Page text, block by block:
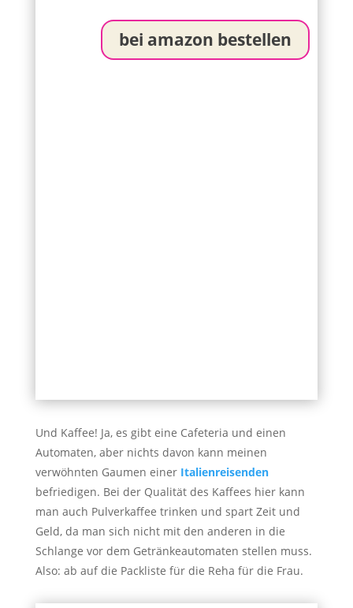
bei amazon bestellen
Und Kaffee! Ja, es gibt eine Cafeteria und einen
Automaten, aber nichts davon kann meinen
verwöhnten Gaumen einer Italienreisenden
befriedigen. Bei der Qualität des Kaffees hier kann
man auch Pulverkaffee trinken und spart Zeit und
Geld, da man sich nicht mit den anderen in die
Schlange vor dem Getränkeautomaten stellen muss.
Also: ab auf die Packliste für die Reha für die Frau.